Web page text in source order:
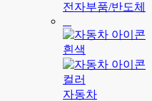
전자부품/반도체
자동차